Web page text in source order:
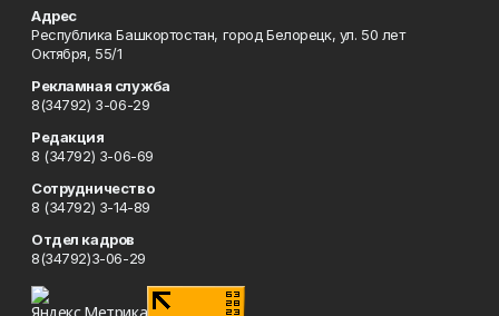
Адрес
Республика Башкортостан, город Белорецк, ул. 50 лет
Октября, 55/1
Рекламная служба
8(34792) 3-06-29
Редакция
8 (34792) 3-06-69
Сотрудничество
8 (34792) 3-14-89
Отдел кадров
8(34792)3-06-29